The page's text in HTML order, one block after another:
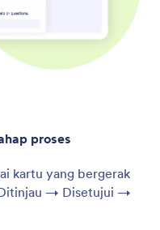
proses
kartu yang bergerak
→ Disetujui →